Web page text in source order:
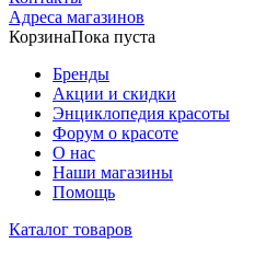
Адреса магазинов
КорзинаПока пуста
Бренды
Акции и скидки
Энциклопедия красоты
Форум о красоте
О нас
Наши магазины
Помощь
Каталог товаров